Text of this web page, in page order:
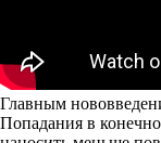
Главным
Попадания в